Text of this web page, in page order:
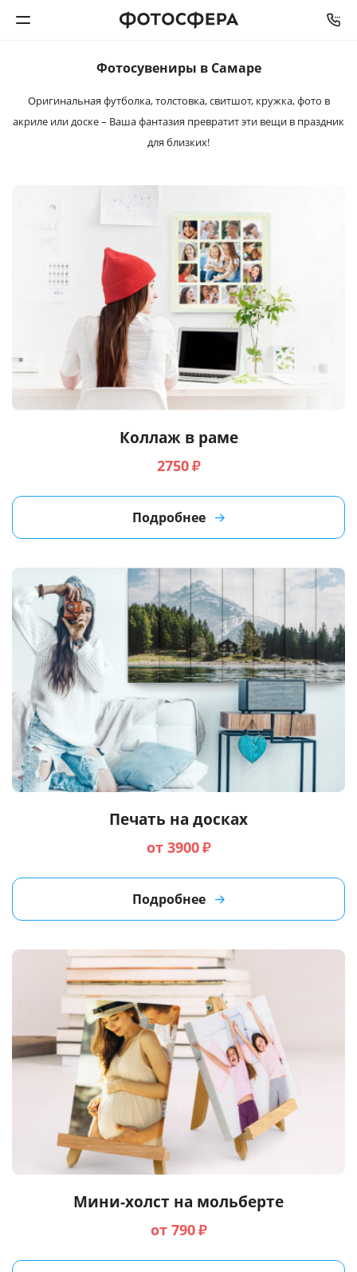
Фотокниги
Интерьерная печать
Багетная мастерская
Услуги и сервис
Фотосувениры в Самаре
Оригинальная футболка, толстовка, свитшот, кружка, фото в
акриле или доске – Ваша фантазия превратит эти вещи в праздник
для близких!
Коллаж в раме
2750₽
Подробнее
Печать на досках
от 3900₽
Подробнее
Мини-холст на мольберте
от 790₽